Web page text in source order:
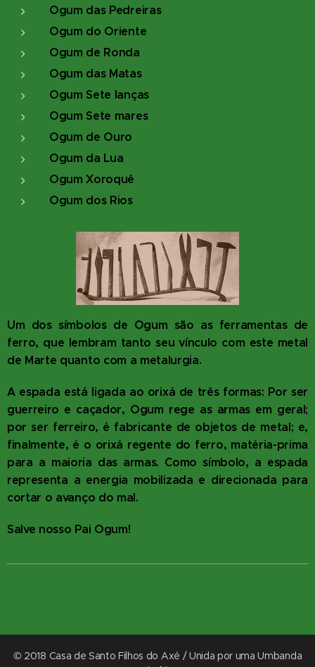
Ogum das Pedreiras
Ogum do Oriente
Ogum de Ronda
Ogum das Matas
Ogum Sete lanças
Ogum Sete mares
Ogum de Ouro
Ogum da Lua
Ogum Xoroquê
Ogum dos Rios
Um dos símbolos de Ogum são as ferramentas de
ferro, que lembram tanto seu vínculo com este metal
de Marte quanto com a metalurgia.
A espada está ligada ao orixá de três formas: Por ser
guerreiro e caçador, Ogum rege as armas em geral;
por ser ferreiro, é fabricante de objetos de metal; e,
finalmente, é o orixá regente do ferro, matéria-prima
para a maioria das armas. Como símbolo, a espada
representa a energia mobilizada e direcionada para
cortar o avanço do mal.
Salve nosso Pai Ogum!
© 2018 Casa de Santo Filhos do Axé / Unida por uma Umbanda